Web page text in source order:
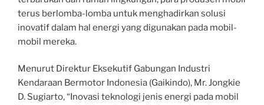
terus berlomba-lomba untuk menghadirkan solusi
inovatif dalam hal energi yang digunakan pada mobil-
mobil mereka.
Menurut Direktur Eksekutif Gabungan Industri
Kendaraan Bermotor Indonesia (Gaikindo), Mr. Jongkie
D. Sugiarto, “Inovasi teknologi jenis energi pada mobil